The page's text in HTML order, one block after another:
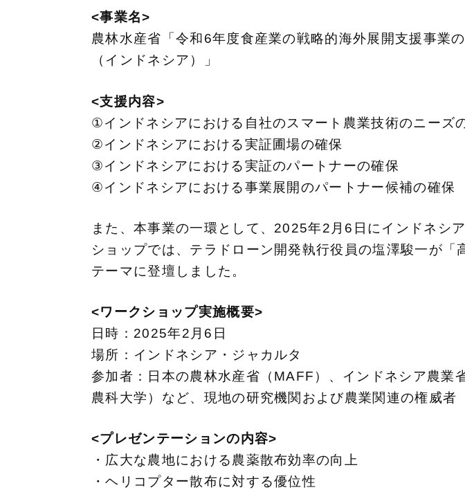
<事業名>
農林水産省「令和6年度食産業の戦略的海外展開支援事業
（インドネシア）」
<支援内容>
①インドネシアにおける自社のスマート農業技術のニーズ
②インドネシアにおける実証圃場の確保
③インドネシアにおける実証のパートナーの確保
④インドネシアにおける事業展開のパートナー候補の確保
また、本事業の一環として、2025年2月6日にインドネシ
ショップでは、テラドローン開発執行役員の塩澤駿一が
テーマに登壇しました。
<ワークショップ実施概要>
日時：2025年2月6日
場所：インドネシア・ジャカルタ
参加者：日本の農林水産省（MAFF）、インドネシア農
農科大学）など、現地の研究機関および農業関連の権威者
<プレゼンテーションの内容>
・広大な農地における農薬散布効率の向上
・ヘリコプター散布に対する優位性